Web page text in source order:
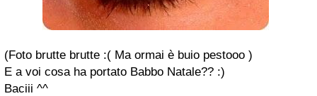
(Foto brutte brutte :( Ma ormai è buio pestooo )
E a voi cosa ha portato Babbo Natale?? :)
Baciii ^^